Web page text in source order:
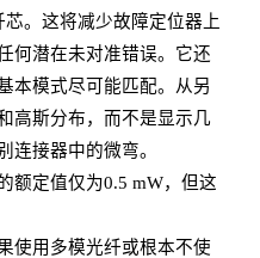
。这将减少故障定位器上
何潜在未对准错误。它还
本模式尽可能匹配。从另
高斯分布，而不是显示几
连接器中的微弯。
额定值仅为0.5 mW，但这
使用多模光纤或根本不使